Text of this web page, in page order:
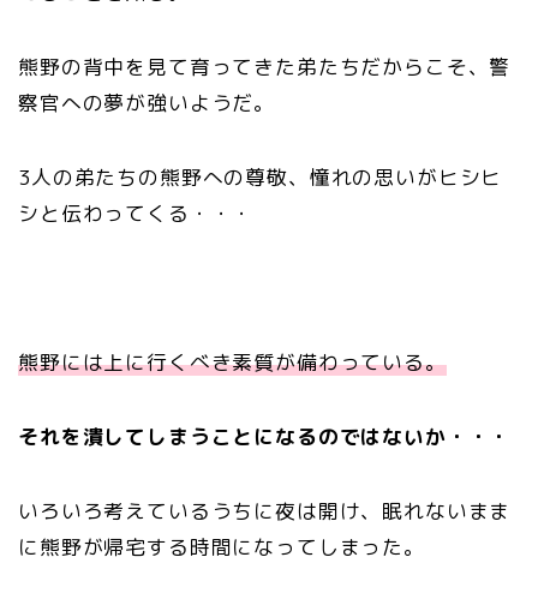
熊野の背中を見て育ってきた弟たちだからこそ、警
察官への夢が強いようだ。
3人の弟たちの熊野への尊敬、憧れの思いがヒシヒ
シと伝わってくる・・・
熊野には上に行くべき素質が備わっている。
それを潰してしまうことになるのではないか・・・
いろいろ考えているうちに夜は開け、眠れないまま
に熊野が帰宅する時間になってしまった。